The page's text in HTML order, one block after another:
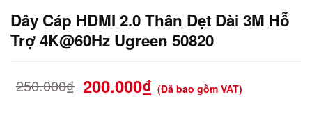
Dây Cáp HDMI 2.0 Thân Dẹt Dài 3M Hỗ
Trợ 4K@60Hz Ugreen 50820
250.000₫ 200.000₫ (Đã bao gồm VAT)